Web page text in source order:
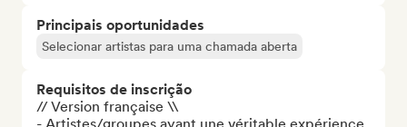
Principais oportunidades
Selecionar artistas para uma chamada aberta
Requisitos de inscrição
// Version française \\